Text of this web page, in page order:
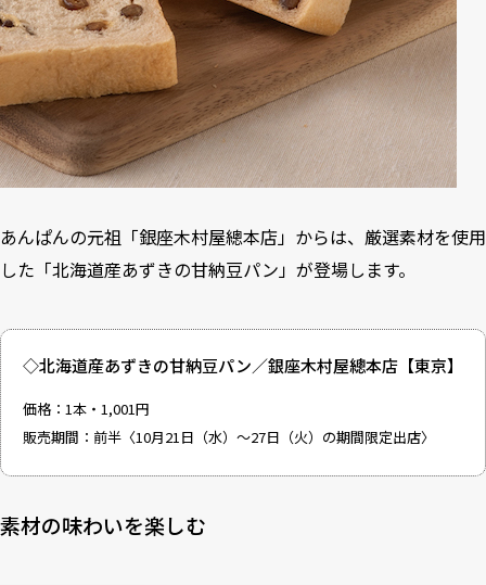
あんぱんの元祖「銀座木村屋總本店」からは、厳選素材を使用
した「北海道産あずきの甘納豆パン」が登場します。
◇北海道産あずきの甘納豆パン／銀座木村屋總本店【東京】
価格：1本・1,001円
販売期間：前半〈10月21日（水）～27日（火）の期間限定出店〉
素材の味わいを楽しむ